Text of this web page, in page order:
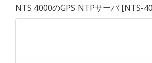
NTS 4000のGPS NTPサーバ[NTS-